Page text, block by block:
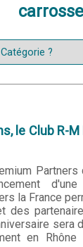
le Club R-
d'une
la France
des
sera
en